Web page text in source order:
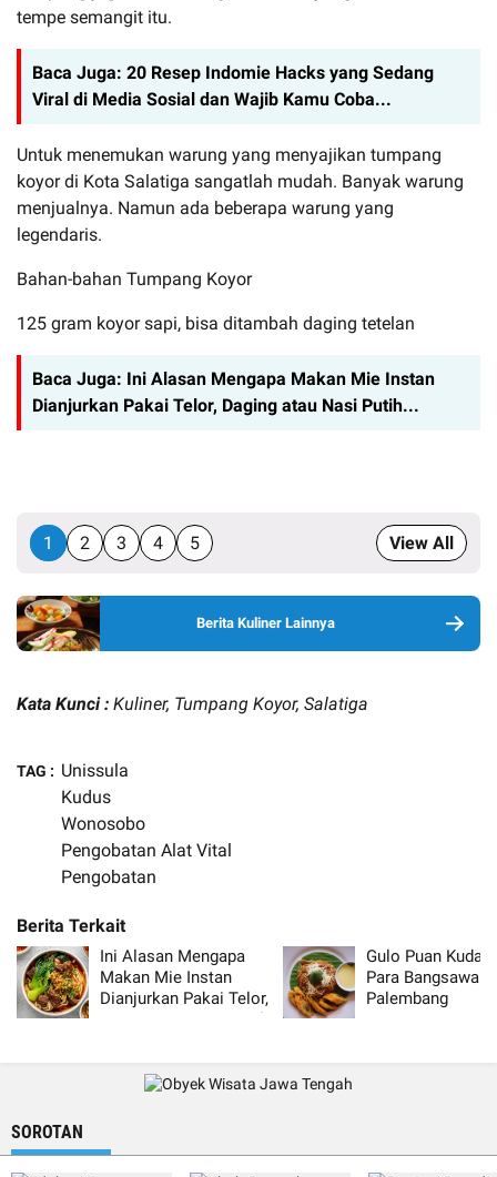
tempe semangit itu.
Baca Juga: 20 Resep Indomie Hacks yang Sedang
Viral di Media Sosial dan Wajib Kamu Coba...
Untuk menemukan warung yang menyajikan tumpang
koyor di Kota Salatiga sangatlah mudah. Banyak warung
menjualnya. Namun ada beberapa warung yang
legendaris.
Bahan-bahan Tumpang Koyor
125 gram koyor sapi, bisa ditambah daging tetelan
Baca Juga: Ini Alasan Mengapa Makan Mie Instan
Dianjurkan Pakai Telor, Daging atau Nasi Putih...
1 2 3 4 5 View All
Berita Kuliner Lainnya
Kata Kunci : Kuliner, Tumpang Koyor, Salatiga
TAG : Unissula
Kudus
Wonosobo
Pengobatan Alat Vital
Pengobatan
Ini Alasan Mengapa
Makan Mie Instan
Dianjurkan Pakai Telor,
Daging atau Nasi Putih
Gulo Puan
Para Bangsawan
Palembang
SOROTAN